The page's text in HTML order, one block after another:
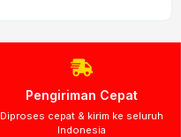
Pengiriman Cepat
Diproses cepat & kirim ke seluruh
Indonesia